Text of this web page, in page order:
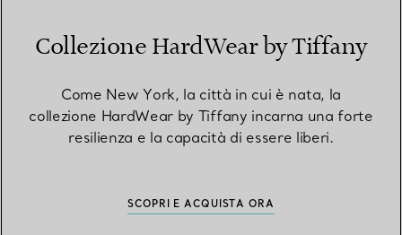
Collezione HardWear by Tiffany
Come New York, la città in cui è nata, la
collezione HardWear by Tiffany incarna una forte
resilienza e la capacità di essere liberi.
SCOPRI E ACQUISTA ORA